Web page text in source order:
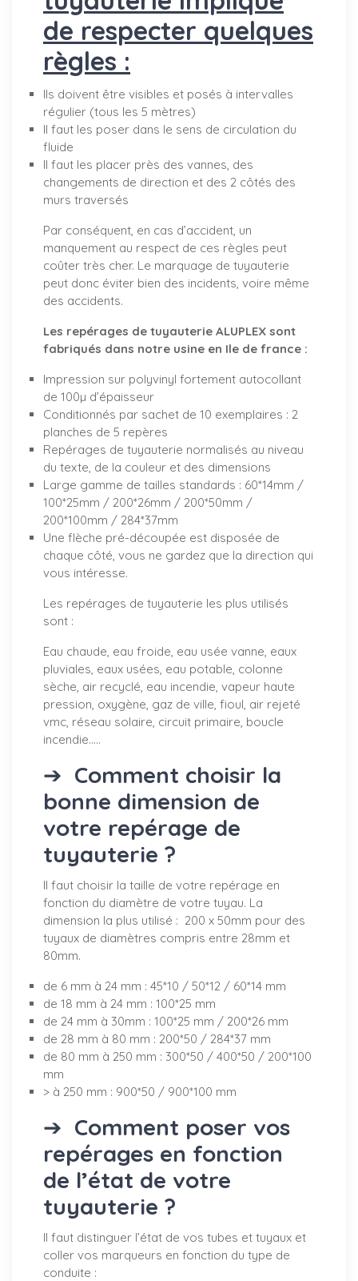
de respecter quelques
règles :
Ils doivent être visibles et posés à intervalles
régulier (tous les 5 mètres)
Il faut les poser dans le sens de circulation du
fluide
Il faut les placer près des vannes, des
changements de direction et des 2 côtés des
murs traversés
Par conséquent, en cas d’accident, un
manquement au respect de ces règles peut
coûter très cher. Le marquage de tuyauterie
peut donc éviter bien des incidents, voire même
des accidents.
Les repérages de tuyauterie ALUPLEX sont
fabriqués dans notre usine en Ile de france :
Impression sur polyvinyl fortement autocollant
de 100µ d’épaisseur
Conditionnés par sachet de 10 exemplaires : 2
planches de 5 repères
Repérages de tuyauterie normalisés au niveau
du texte, de la couleur et des dimensions
Large gamme de tailles standards : 60*14mm /
100*25mm / 200*26mm / 200*50mm /
200*100mm / 284*37mm
Une flèche pré-découpée est disposée de
chaque côté, vous ne gardez que la direction qui
vous intéresse.
Les repérages de tuyauterie les plus utilisés
sont :
Eau chaude, eau froide, eau usée vanne, eaux
pluviales, eaux usées, eau potable, colonne
sèche, air recyclé, eau incendie, vapeur haute
pression, oxygène, gaz de ville, fioul, air rejeté
vmc, réseau solaire, circuit primaire, boucle
incendie.....
➔ Comment choisir la
bonne dimension de
votre repérage de
tuyauterie ?
Il faut choisir la taille de votre repérage en
fonction du diamètre de votre tuyau. La
dimension la plus utilisé : 200 x 50mm pour des
tuyaux de diamètres compris entre 28mm et
80mm.
de 6 mm à 24 mm : 45*10 / 50*12 / 60*14 mm
de 18 mm à 24 mm : 100*25 mm
de 24 mm à 30mm : 100*25 mm / 200*26 mm
de 28 mm à 80 mm : 200*50 / 284*37 mm
de 80 mm à 250 mm : 300*50 / 400*50 / 200*100
mm
> à 250 mm : 900*50 / 900*100 mm
➔ Comment poser vos
repérages en fonction
de l’état de votre
tuyauterie ?
Il faut distinguer l’état de vos tubes et tuyaux et
coller vos marqueurs en fonction du type de
conduite :